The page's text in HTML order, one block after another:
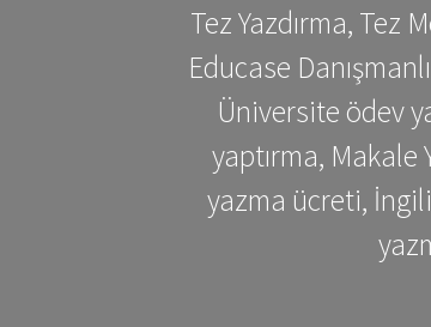
Tez Yazdırma, Tez
Educase
Üniversite ödev
yaptırma, Makale
yazma ücreti,